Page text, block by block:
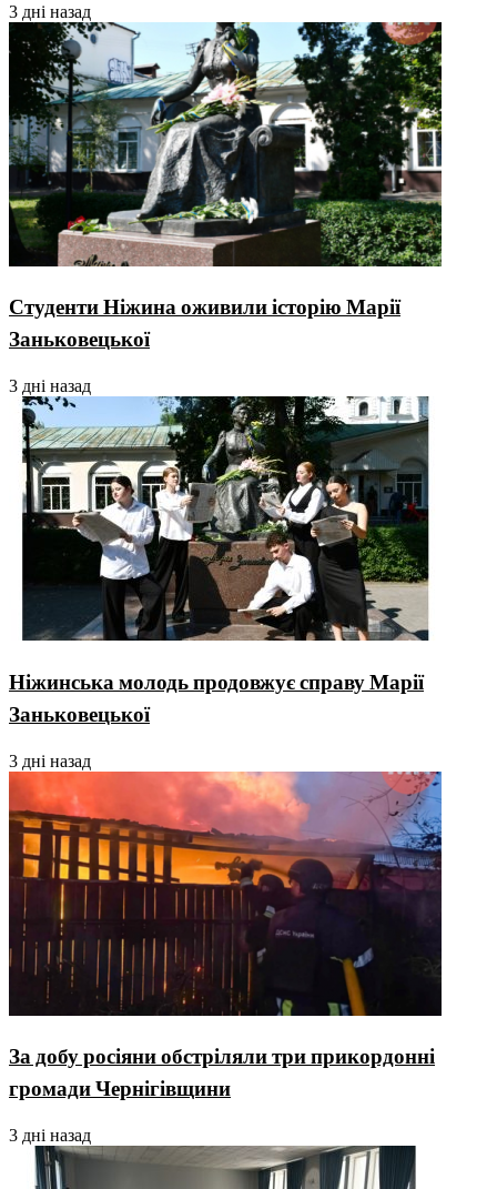
3 дні назад
Студенти Ніжина оживили історію Марії
Заньковецької
3 дні назад
Ніжинська молодь продовжує справу Марії
Заньковецької
3 дні назад
За добу росіяни обстріляли три прикордонні
громади Чернігівщини
3 дні назад